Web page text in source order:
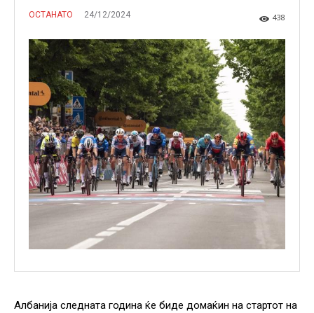
ОСТАНАТО 24/12/2024 438
Албанија следната година ќе биде домаќин на стартот на